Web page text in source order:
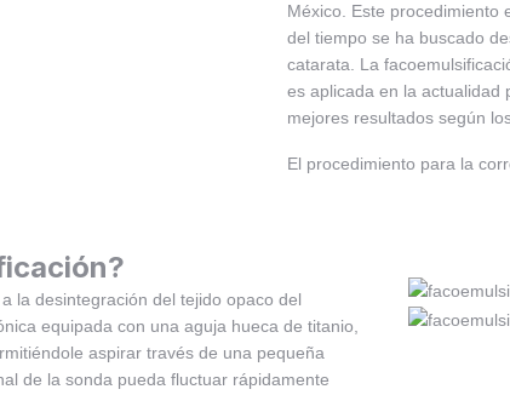
México. Este procedimiento
del tiempo se ha buscado
catarata. La
es aplicada en la actualidad
mejores resultados según
El procedimiento para la
la desintegración del tejido opaco del
equipada con una aguja hueca de titanio,
aspirar través de una pequeña
de la sonda pueda fluctuar rápidamente